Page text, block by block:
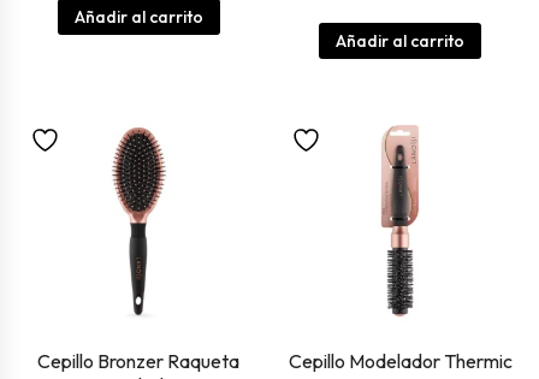
Añadir al carrito
Añadir al carrito
Cepillo Bronzer Raqueta
Cepillo Modelador Thermic